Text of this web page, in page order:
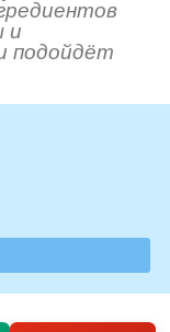
и
подойдёт